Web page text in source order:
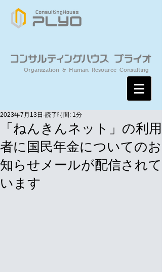
Organization & Human Resource Consulting
「ねんきんネット」の利用
者に国民年金についてのお
知らせメールが配信されて
います
2023年7月13日 読了時間: 1分